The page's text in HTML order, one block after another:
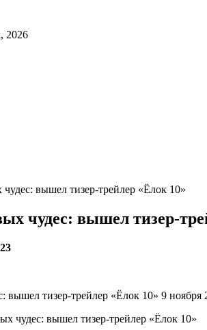
2026
вышел тизер-трейлер «Ёлок 10»
чудес: вышел тизер-
тизер-трейлер «Ёлок 10» 9 ноября